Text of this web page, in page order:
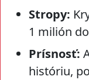
Stropy:
1 milión
Prísnosť:
históriu,